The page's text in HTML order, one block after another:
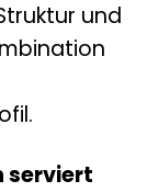
und
serviert